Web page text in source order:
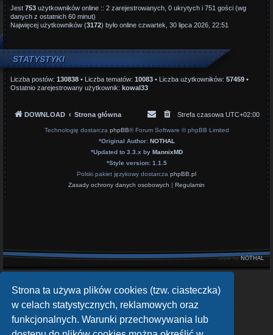
Strona ta używa plików cookies (tzw. ciasteczka)
w celach statystycznych, reklamowych oraz
funkcjonalnych. Warunki przechowywania lub
Jest 753 użytkowników online :: 2 zarejestrowanych, 0 ukrytych i 751 gości (wg
danych z ostatnich 60 minut)
Najwięcej użytkowników (3172) było online czwartek, 30 lipca 2026, 22:51
STATYSTYKI
Liczba postów: 130838 • Liczba tematów: 10083 • Liczba użytkowników: 57459 •
Ostatnio zarejestrowany użytkownik: kowal33
DOWNLOAD Strona główna Strefa czasowa UTC+02:00
Technologię dostarcza phpBB® Forum Software © phpBB Limited
*Original Author: NOTHAL
*Updated to 3.3.x by MannixMD
*Style version: 1.1.5
Polski pakiet językowy dostarcza phpBB.pl
Zasady ochrony danych osobowych
Regulamin
Style byNOTHAL
openATV Forum
https://www.opena.tv/
OpenPLi - Open Source Set-Top Box Software
https://openpli.org